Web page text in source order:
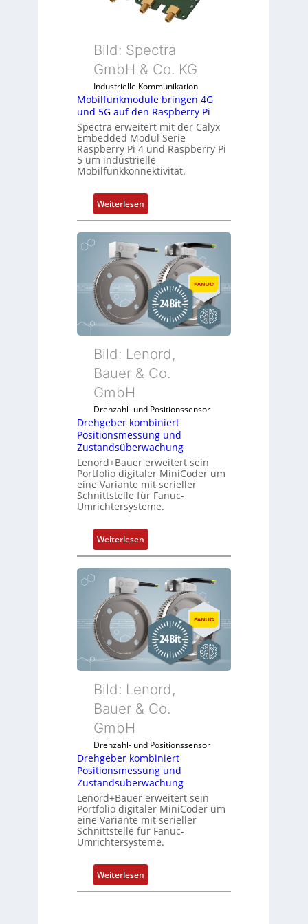
Bild: Spectra
GmbH & Co. KG
Industrielle Kommunikation
Mobilfunkmodule bringen 4G
und 5G auf den Raspberry Pi
Spectra erweitert mit der Calyx
Embedded Modul Serie
Raspberry Pi 4 und Raspberry Pi
5 um industrielle
Mobilfunkkonnektivität.
Weiterlesen:
M
o
b
l
u
n
k
o
d
e
b
r
i
n
g
e
G
5
G
a
u
e
n
s
p
b
e
r
r
y
i
Bild: Lenord,
Bauer & Co.
GmbH
Drehzahl- und Positionssensor
Drehgeber kombiniert
Positionsmessung und
Zustandsüberwachung
Lenord+Bauer erweitert sein
Portfolio digitaler MiniCoder um
eine Variante mit serieller
Schnittstelle für Fanuc-
Umrichtersysteme.
Weiterlesen:
D
r
e
g
e
b
e
r
o
m
n
i
e
r
t
P
o
t
Bild: Lenord,
Bauer & Co.
GmbH
Drehzahl- und Positionssensor
Drehgeber kombiniert
Positionsmessung und
Zustandsüberwachung
Lenord+Bauer erweitert sein
Portfolio digitaler MiniCoder um
eine Variante mit serieller
Schnittstelle für Fanuc-
Umrichtersysteme.
Weiterlesen:
D